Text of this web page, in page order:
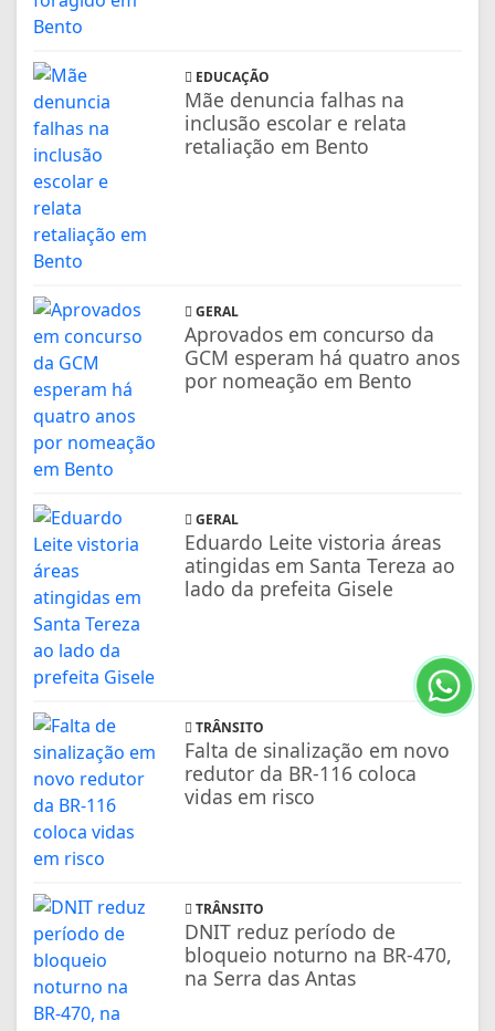
EDUCAÇÃO
Mãe denuncia falhas na
inclusão escolar e relata
retaliação em Bento
GERAL
Aprovados em concurso da
GCM esperam há quatro anos
por nomeação em Bento
GERAL
Eduardo Leite vistoria áreas
atingidas em Santa Tereza ao
lado da prefeita Gisele
TRÂNSITO
Falta de sinalização em novo
redutor da BR-116 coloca
vidas em risco
TRÂNSITO
DNIT reduz período de
bloqueio noturno na BR-470,
na Serra das Antas